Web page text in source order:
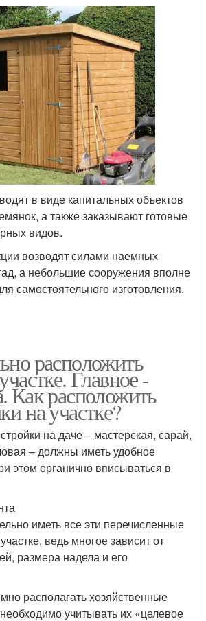
в виде капитальных объектов
а также заказывают готовые
видов.
возводят силами наемных
а небольшие сооружения вполне
самостоятельного изготовления.
расположить
Главное -
Как расположить
на участке?
на даче – мастерская, сарай,
– должны иметь удобное
этом органично вписываться в
иметь все эти перечисленные
ведь многое зависит от
размера надела и его
располагать хозяйственные
учитывать их «целевое